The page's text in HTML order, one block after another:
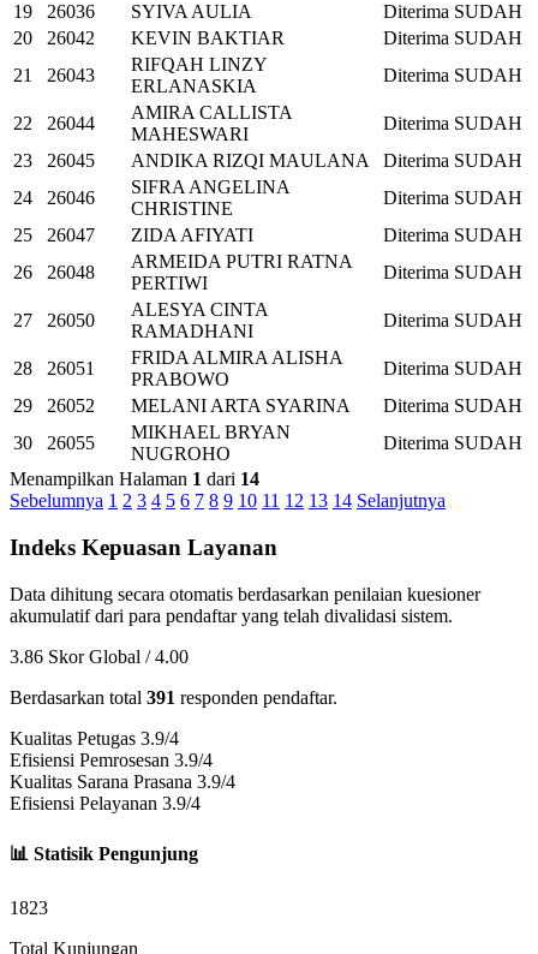
19
26036 SYIVA AULIA Diterima SUDAH
20
26042 KEVIN BAKTIAR Diterima SUDAH
21
26043
RIFQAH LINZY
ERLANASKIA
Diterima SUDAH
22 26044
AMIRA CALLISTA
MAHESWARI
Diterima SUDAH
23
26045 ANDIKA RIZQI MAULANA Diterima SUDAH
24
26046
SIFRA ANGELINA
CHRISTINE
Diterima SUDAH
25
26047 ZIDA AFIYATI Diterima SUDAH
26
26048
ARMEIDA PUTRI RATNA
PERTIWI
Diterima SUDAH
27 26050
ALESYA CINTA
RAMADHANI
Diterima SUDAH
28 26051
FRIDA ALMIRA ALISHA
PRABOWO
Diterima SUDAH
29
26052 MELANI ARTA SYARINA Diterima SUDAH
30
26055
MIKHAEL BRYAN
NUGROHO
Diterima SUDAH
Menampilkan Halaman 1 dari 14
Sebelumnya 1 2 3 4 5 6 7 8 9 10 11 12 13 14 Selanjutnya
Indeks Kepuasan Layanan
Data dihitung secara otomatis berdasarkan penilaian kuesioner
akumulatif dari para pendaftar yang telah divalidasi sistem.
3.86 Skor Global / 4.00
Berdasarkan total 391 responden pendaftar.
Kualitas Petugas 3.9/4
Efisiensi Pemrosesan 3.9/4
Kualitas Sarana Prasana 3.9/4
Efisiensi Pelayanan 3.9/4
📊 Statisik Pengunjung
1823
Total Kunjungan